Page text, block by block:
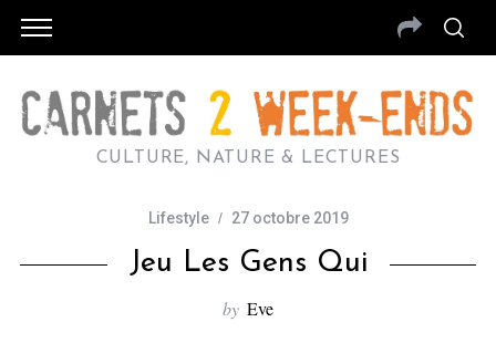
CULTURE, NATURE & LECTURES
Lifestyle 27 octobre 2019
Jeu Les Gens Qui
by Eve